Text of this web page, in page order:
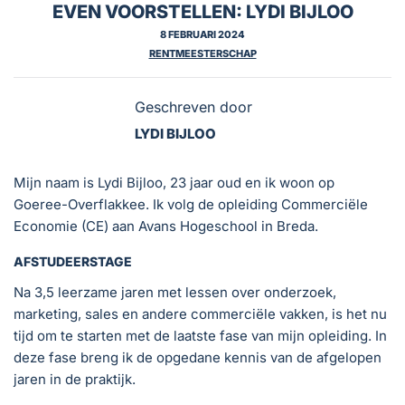
EVEN VOORSTELLEN: LYDI BIJLOO
8 FEBRUARI 2024
RENTMEESTERSCHAP
Geschreven door
LYDI BIJLOO
Mijn naam is Lydi Bijloo, 23 jaar oud en ik woon op
Goeree-Overflakkee. Ik volg de opleiding Commerciële
Economie (CE) aan Avans Hogeschool in Breda.
AFSTUDEERSTAGE
Na 3,5 leerzame jaren met lessen over onderzoek,
marketing, sales en andere commerciële vakken, is het nu
tijd om te starten met de laatste fase van mijn opleiding. In
deze fase breng ik de opgedane kennis van de afgelopen
jaren in de praktijk.